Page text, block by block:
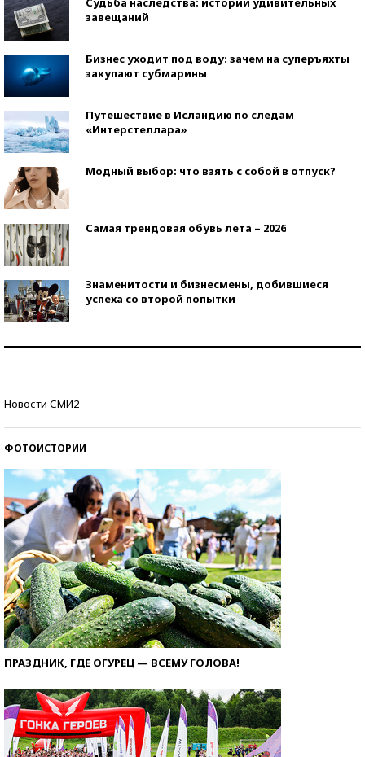
завещаний
Бизнес уходит под воду: зачем на суперъяхты
закупают субмарины
Путешествие в Исландию по следам
«Интерстеллара»
Модный выбор: что взять с собой в отпуск?
Самая трендовая обувь лета – 2026
Знаменитости и бизнесмены, добившиеся
успеха со второй попытки
Новости СМИ2
ФОТОИСТОРИИ
ПРАЗДНИК, ГДЕ ОГУРЕЦ — ВСЕМУ ГОЛОВА!